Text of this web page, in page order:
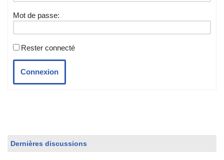
Mot de passe:
Rester connecté
Connexion
Dernières discussions